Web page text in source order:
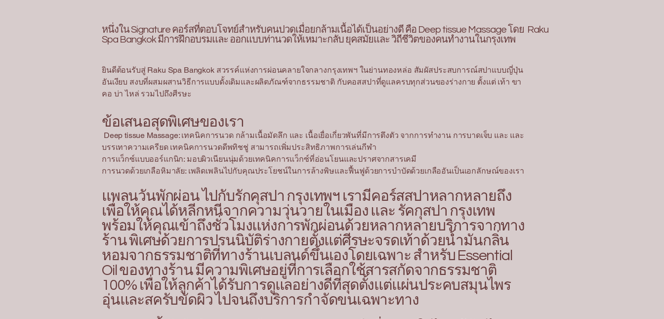
หนึ่งใน Signature คอร์สที่ตอบโจทย์สำหรับคนปวดเมื่อยกล้ามเนื้อได้เป็นอย่างดี คือ Deep tissue Massage โดย Raku
Spa Bangkok มีการฝึกอบรมและ ออกแบบท่านวดให้เหมาะกลับ ยุคสมัยและ วิถีชีวิตของคนทำงานในกรุงเทพ
ยินดีต้อนรับสู่ Raku Spa Bangkok สวรรค์แห่งการผ่อนคลายใจกลางกรุงเทพฯ ในย่านทองหล่อ สัมผัสประสบการณ์สปาแบบญี่ปุ่น
อันเงียบ สงบที่ผสมผสานวิธีการแบบดั้งเดิมและผลิตภัณฑ์จากธรรมชาติ กับคอสสปาที่ดูแลครบทุกส่วนของร่างกาย ตั้งแต่ เท้า ขา
คอ บ่า ไหล่ รวมไปถึงศีรษะ
ข้อเสนอสุดพิเศษของเรา
Deep tissue Massage: เทคนิคการนวด กล้ามเนื้อมัดลึก และ เนื้อเยื่อเกี่ยวพันที่มีการตึงตัว จากการทำงาน การบาดเจ็บ และ และ
บรรเทาความเครียด เทคนิคการนวดดีพทิชชู่ สามารถเพิ่มประสิทธิภาพการเล่นกีฬา
การแว็กซ์แบบออร์แกนิก: มอบผิวเนียนนุ่มด้วยเทคนิคการแว็กซ์ที่อ่อนโยนและปราศจากสารเคมี
การนวดด้วยเกลือหิมาลัย: เพลิดเพลินไปกับคุณประโยชน์ในการล้างพิษและฟื้นฟูด้วยการบำบัดด้วยเกลืออันเป็นเอกลักษณ์ของเรา
แพลนวันพักผ่อน ไปกับรักคุสปา กรุงเทพฯ เรามีคอร์สสปาหลากหลายถึง
เพื่อให้คุณได้หลีกหนีจากความวุ่นวายในเมือง และ รัคกุสปา กรุงเทพ
พร้อมให้คุณเข้าถึงชั่วโมงแห่งการพักผ่อนด้วยหลากหลายบริการจากทาง
ร้าน พิเศษด้วยการปรนนิบัติร่างกายตั้งแต่ศีรษะจรดเท้าด้วยน้ำมันกลิ่น
หอมจากธรรมชาติที่ทางร้านเบลนด์ขึ้นเองโดยเฉพาะ สำหรับ Essential
Oil ของทางร้าน มีความพิเศษอยู่ที่การเลือกใช้สารสกัดจากธรรมชาติ
100% เพื่อให้ลูกค้าได้รับการดูแลอย่างดีที่สุดตั้งแต่แผ่นประคบสมุนไพร
อุ่นและสครับขัดผิว ไปจนถึงบริการกำจัดขนเฉพาะทาง